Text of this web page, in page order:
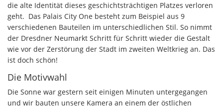
die alte Identität dieses geschichtsträchtigen Platzes verloren
geht. Das Palais City One besteht zum Beispiel aus 9
verschiedenen Bauteilen im unterschiedlichen Stil. So nimmt
der Dresdner Neumarkt Schritt für Schritt wieder die Gestalt
wie vor der Zerstörung der Stadt im zweiten Weltkrieg an. Das
ist doch schön!
Die Motivwahl
Die Sonne war gestern seit einigen Minuten untergegangen
und wir bauten unsere Kamera an einem der östlichen